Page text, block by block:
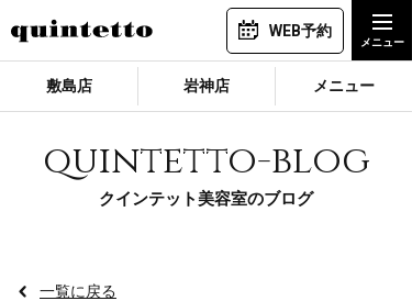
WEB予約
敷島店 岩神店 メニュー
quintetto-blog
クインテット美容室のブログ
一覧に戻る